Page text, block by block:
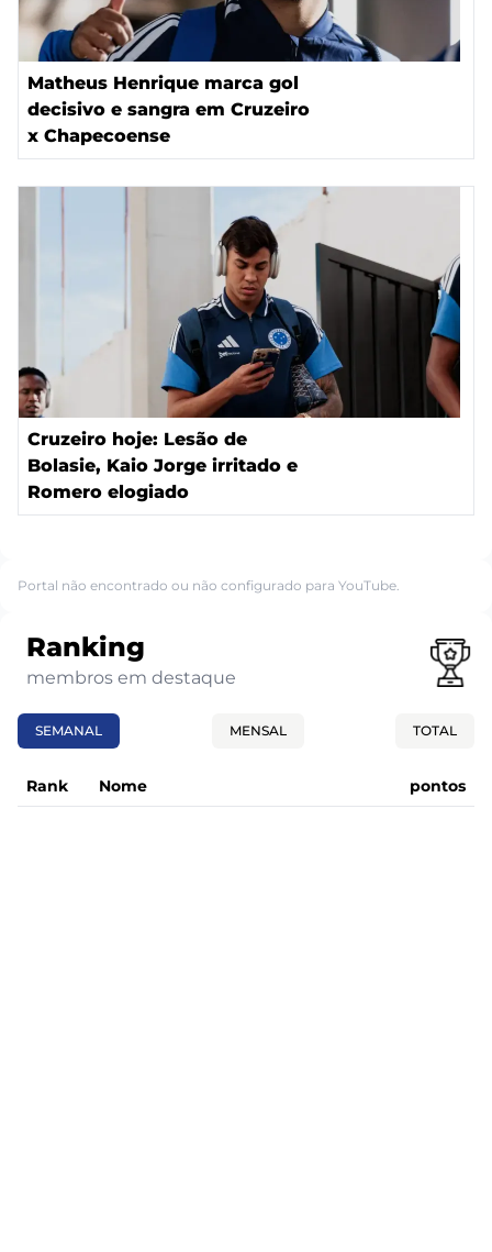
Matheus Henrique marca gol
decisivo e sangra em Cruzeiro
x Chapecoense
Cruzeiro hoje: Lesão de
Bolasie, Kaio Jorge irritado e
Romero elogiado
Portal não encontrado ou não configurado para YouTube.
Ranking
membros em destaque
SEMANAL MENSAL TOTAL
Rank Nome pontos